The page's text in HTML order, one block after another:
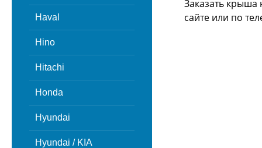
Haval
Hino
Hitachi
Honda
Hyundai
Hyundai / KIA
Заказать
сайте или по